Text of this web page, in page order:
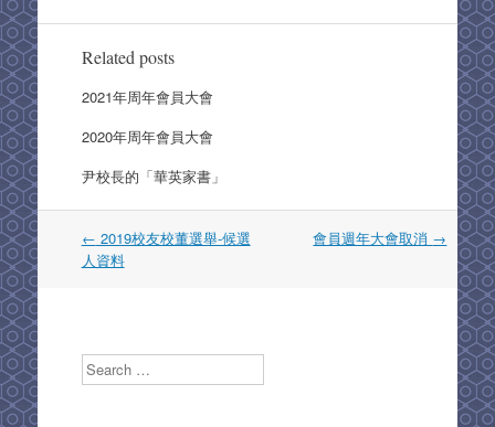
e
b
o
o
k
o
d
o
n
e
Related posts
2021年周年會員大會
2020年周年會員大會
尹校長的「華英家書」
Post
navigation
← 2019校友校董選舉-候選
人資料
會員週年大會取消 →
Search